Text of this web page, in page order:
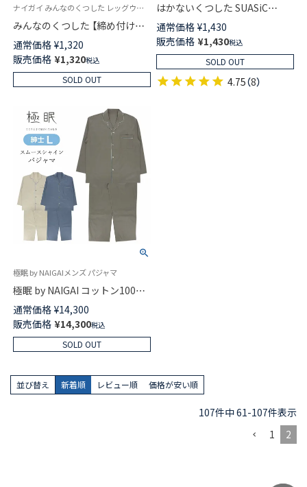
ナイガイ みんなのくつした レッグウォーマー 介護 履きやすい ユニバーサルデザイン
みんなのくつした 【締め付けな
い レッグウォーマー】 2WAY ミ
ニレッグ&アームウォーマー ふ
んわりガーゼタイプ レーヨン混
日本製 03150020
通常価格 ¥1,320
販売価格 ¥1,320税込
SOLD OUT
はかないくつした SUASiC
JP（スアシック） スニーカー ＆
革靴用 消臭機能綿使用 ソック
ス 男女兼用 02424210
通常価格 ¥1,430
販売価格 ¥1,430税込
SOLD OUT
4.75（8）
極眠 by NAIGAIメンズ パジャマ
極眠 by NAIGAI コットン100％
プレミアムサテン パジャマ 前
開き 長袖 長丈パンツ【Lサイズ】
メンズ 73380207 ギフト プレゼ
通常価格 ¥14,300
販売価格 ¥14,300税込
SOLD OUT
並び替え 新着順 レビュー順 価格が安い順
107件中61-107件表示
1
2